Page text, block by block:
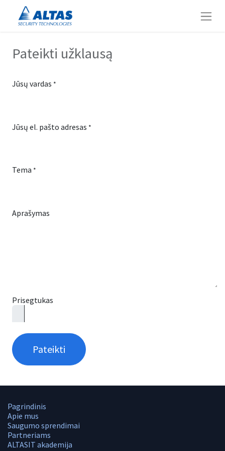
Pateikti užklausą
Jūsų vardas *
Jūsų el. pašto adresas *
Tema *
Aprašymas
Prisegtukas
Pateikti
Pagrindinis
Apie mus
Saugumo sprendimai
Partneriams
ALTASIT akademija